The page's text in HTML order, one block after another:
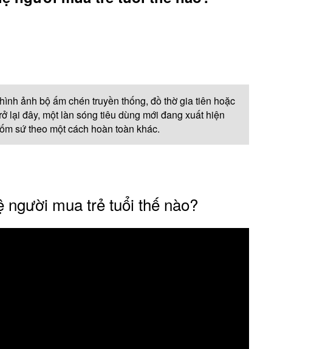
ảnh bộ ấm chén truyền thống, đồ thờ gia tiên hoặc
lại đây, một làn sóng tiêu dùng mới đang xuất hiện
sứ theo một cách hoàn toàn khác.
mua trẻ tuổi thế nào?